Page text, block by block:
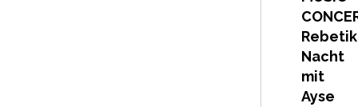
Nacht
mit
Ayse